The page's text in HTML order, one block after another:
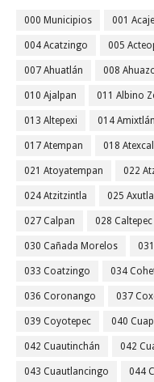
000 Municipios 001
004 Acatzingo 005
007 Ahuatlán 008
010 Ajalpan 011 Albino
013 Altepexi 014 Amixtlán
017 Atempan 018 Atexcal
021 Atoyatempan 022
024 Atzitzintla 025 Axutla
027 Calpan 028 Caltepec
030 Cañada Morelos
033 Coatzingo 034
036 Coronango 037
039 Coyotepec 040
042 Cuautinchán 042
043 Cuautlancingo 044